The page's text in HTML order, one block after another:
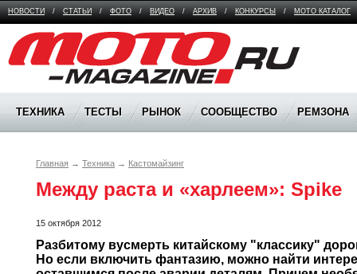
НОВОСТИ / СТАТЬИ / ФОТО / ВИДЕО / АРХИВ / КОНКУРСЫ / МОТО КАТАЛОГ
Moto Magazine
ТЕХНИКА ТЕСТЫ РЫНОК СООБЩЕСТВО РЕМЗОНА
Главная → Техника → Кастомайзинг
Между раста и «харлеем»: Spike
15 октября 2012
Разбитому вусмерть китайскому "классику"
Но если включить фантазию, можно найти